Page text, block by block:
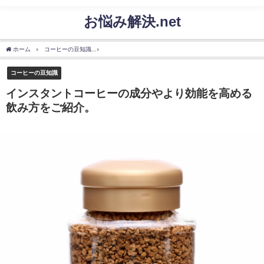
お悩み解決.net
ホーム コーヒーの豆知識
コーヒーの豆知識
インスタントコーヒーの成分やより効能を高める
飲み方をご紹介。